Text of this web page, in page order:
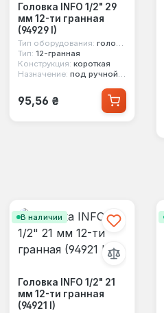
Головка INFO 1/2" 29
мм 12-ти гранная
(94929 I)
Тип оборудования: головка стандартная
Тип: 12-гранная
Конструкция: короткая
Назначение: под ручной инструмент
Обычная цена:
95,56 ₴
В наличии
Головка INFO 1/2" 21
мм 12-ти гранная
(94921 I)